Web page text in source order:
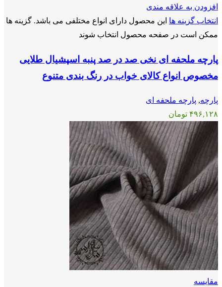
افزودن به علاقه مندی
انتخاب گزینه ها این محصول دارای انواع مختلفی می باشد. گزینه ها
ممکن است در صفحه محصول انتخاب شوند
پارچه ملحفه ای نخی صد در صد پنبه اسپشیال طلایی
مخصوص انواع کالای خواب در رنگ بندی متنوع
پارچه, پارچه ملحفه ای
۴۹۶,۱۲۸ تومان
مقايسه